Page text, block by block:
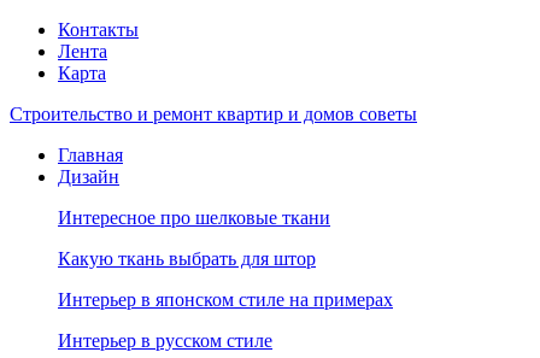
Контакты
Лента
Карта
Строительство и ремонт квартир и домов советы
Главная
Дизайн
Интересное про шелковые ткани
Какую ткань выбрать для штор
Интерьер в японском стиле на примерах
Интерьер в русском стиле